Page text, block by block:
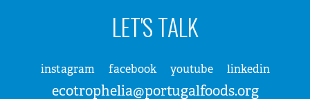
LET'S TALK
instagram facebook youtube linkedin
ecotrophelia@portugalfoods.org